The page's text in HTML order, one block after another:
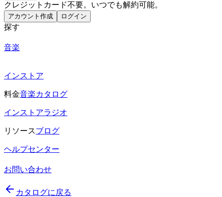
クレジットカード不要。いつでも解約可能。
アカウント作成 ログイン
探す
音楽
インストア
料金音楽カタログ
インストアラジオ
リソースブログ
ヘルプセンター
お問い合わせ
カタログに戻る